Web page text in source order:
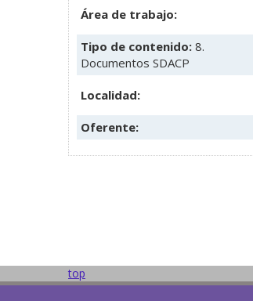
Área de trabajo:
Tipo de contenido: 8.
Documentos SDACP
Localidad:
Oferente:
top